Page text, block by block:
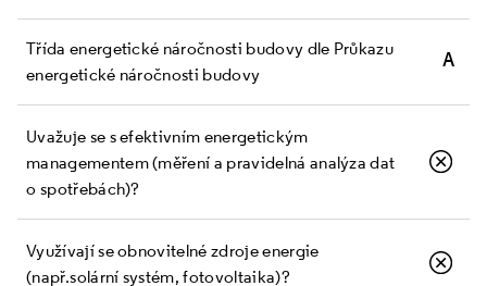
Třída energetické náročnosti budovy dle Průkazu
energetické náročnosti budovy
A
Uvažuje se s efektivním energetickým
managementem (měření a pravidelná analýza dat
o spotřebách)?
Využívají se obnovitelné zdroje energie
(např. solární systém, fotovoltaika)?